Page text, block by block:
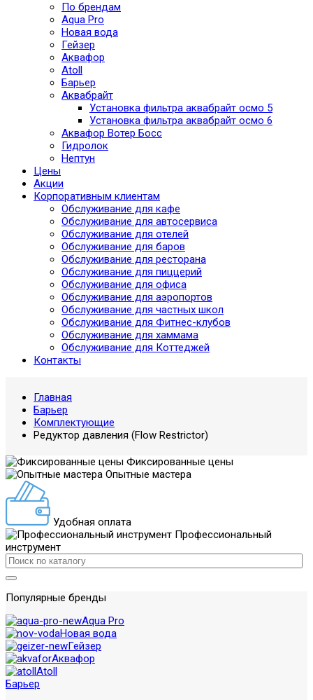
По брендам
Aqua Pro
Новая вода
Гейзер
Аквафор
Atoll
Барьер
Аквабрайт
Установка фильтра аквабрайт осмо 5
Установка фильтра аквабрайт осмо 6
Аквафор Вотер Босс
Гидролок
Нептун
Цены
Акции
Корпоративным клиентам
Обслуживание для кафе
Обслуживание для автосервиса
Обслуживание для отелей
Обслуживание для баров
Обслуживание для ресторана
Обслуживание для пиццерий
Обслуживание для офиса
Обслуживание для аэропортов
Обслуживание для частных школ
Обслуживание для Фитнес-клубов
Обслуживание для хаммама
Обслуживание для Коттеджей
Контакты
Главная
Барьер
Комплектующие
Редуктор давления (Flow Restrictor)
Фиксированные цены
Опытные мастера
Удобная оплата
Профессиональный
инструмент
Популярные бренды
Aqua Pro
Новая вода
Гейзер
Аквафор
Atoll
Барьер